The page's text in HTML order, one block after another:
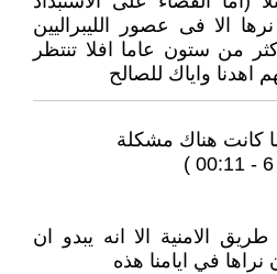
الا فى عصور الليبراليين
من ستون عاما افلا تنتظر
اهدنا واياك للصالح
الامنية الا انه يبدو ان
في ايامنا هذه